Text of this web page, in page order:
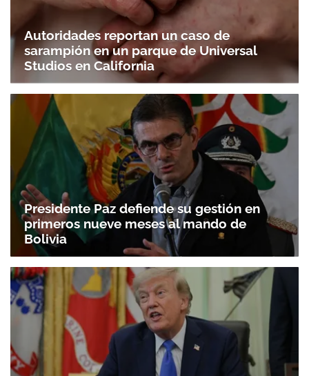
Autoridades reportan un caso de
sarampión en un parque de Universal
Studios en California
Presidente Paz defiende su gestión en
primeros nueve meses al mando de
Bolivia